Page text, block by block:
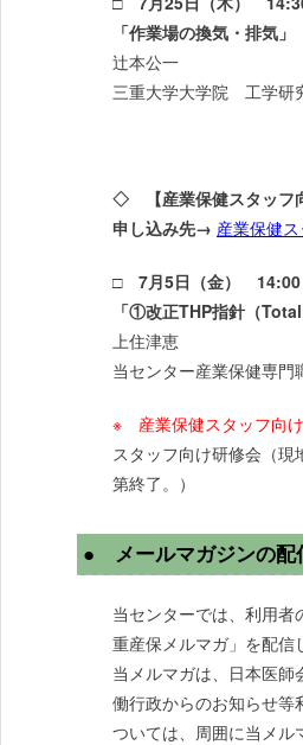
「作業場の換気・排気」
辻本公一
三重大学大学院 工学研
◇ 【産業保健スタッフ
申し込み先→ 産業保健
□ 7月5日（金）
「①改正THP指針（
上住津恵
当センター産業保健専門
※ 産業保健スタッフ向
スタッフ向け研修会（
第終了。）
● メールマガジンの配
当センターでは、利用
重産保メルマガ」を配信
当メルマガは、日本医
働行政からのお知らせ等
ついては、周囲に当メル